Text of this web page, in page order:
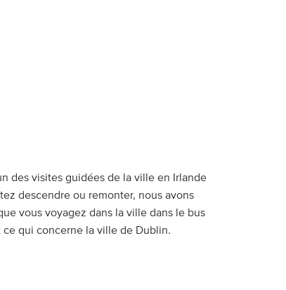
des visites guidées de la ville en Irlande
descendre ou remonter, nous avons
vous voyagez dans la ville dans le bus
ce qui concerne la ville de Dublin.